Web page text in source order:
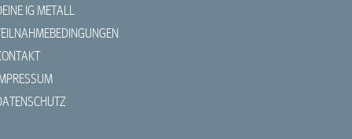
ist wünschenswert.
IG METALL